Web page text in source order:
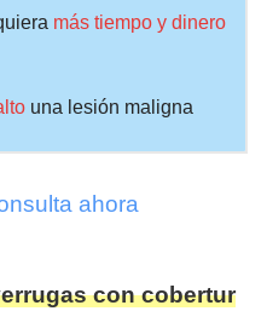
más tiempo y dinero
una lesión maligna
ahora
con cobertur